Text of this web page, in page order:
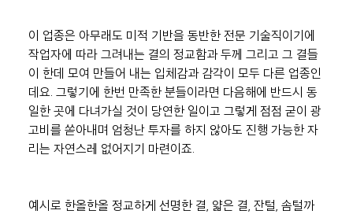
이 업종은 아무래도 미적 기반을 동반한 전문 기술직이기에
작업자에 따라 그려내는 결의 정교함과 두께 그리고 그 결들
이 한데 모여 만들어 내는 입체감과 감각이 모두 다른 업종인
데요. 그렇기에 한번 만족한 분들이라면 다음해에 반드시 동
일한 곳에 다녀가실 것이 당연한 일이고 그렇게 점점 굳이 광
고비를 쏟아내며 엄청난 투자를 하지 않아도 진행 가능한 자
리는 자연스레 없어지기 마련이죠.
예시로 한올한올 정교하게 선명한 결, 얇은 결, 잔털, 솜털까